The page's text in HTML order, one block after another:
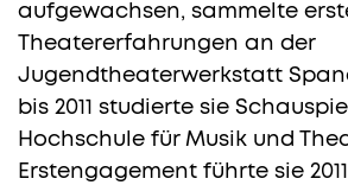
aufgewachsen, sammelte
Theatererfahrungen an der
Jugendtheaterwerkstatt
bis 2011 studierte sie
Hochschule für Musik und
Erstengagement führte sie